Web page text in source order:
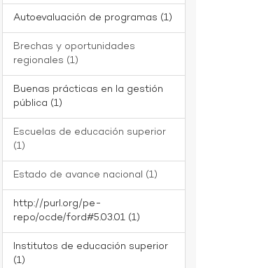
Autoevaluación de programas (1)
Brechas y oportunidades
regionales (1)
Buenas prácticas en la gestión
pública (1)
Escuelas de educación superior
(1)
Estado de avance nacional (1)
http://purl.org/pe-
repo/ocde/ford#5.03.01 (1)
Institutos de educación superior
(1)